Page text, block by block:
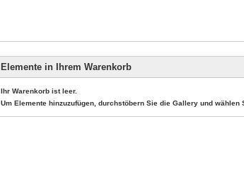
Elemente in Ihrem Warenkorb
Ihr Warenkorb ist leer.
Um Elemente hinzuzufügen, durchstöbern Sie die Gallery und